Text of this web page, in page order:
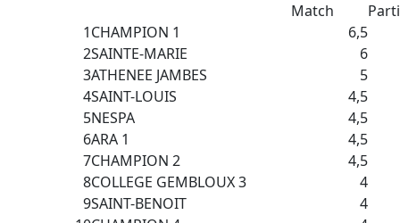
Match
1CHAMPION 1
6,5
2SAINTE-MARIE
6
3ATHENEE JAMBES
5
4SAINT-LOUIS
4,5
5NESPA
4,5
6ARA 1
4,5
7CHAMPION 2
4,5
8COLLEGE GEMBLOUX 3
4
9SAINT-BENOIT
4